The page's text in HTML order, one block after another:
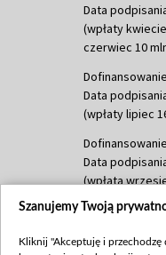
Data
(wpłaty
czerwiec 10
Data
(wpłaty lipiec
Data
(wpłata
Dofinansowanie
(wpłata
Szanujemy Twoją
Kliknij "Akceptuję i przechodzę